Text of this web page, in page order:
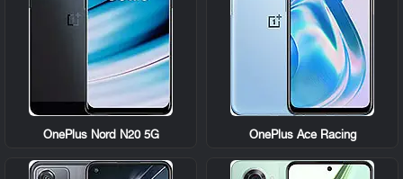
OnePlus Ace Racing
OnePlus Nord N20 5G